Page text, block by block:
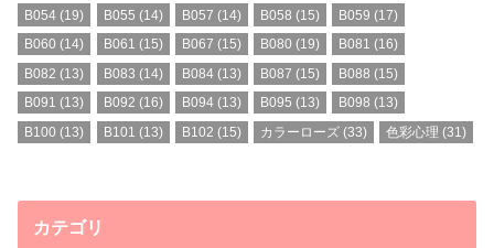
B054 (19) B055 (14) B057 (14) B058 (15) B059 (17)
B060 (14) B061 (15) B067 (15) B080 (19) B081 (16)
B082 (13) B083 (14) B084(13) B087 (15) B088 (15)
B091 (13) B092 (16) B094(13) B095 (13) B098 (13)
B100 (13) B101 (13) B102 (15) カラーローズ (33) 色彩心理 (31)
カテゴリ